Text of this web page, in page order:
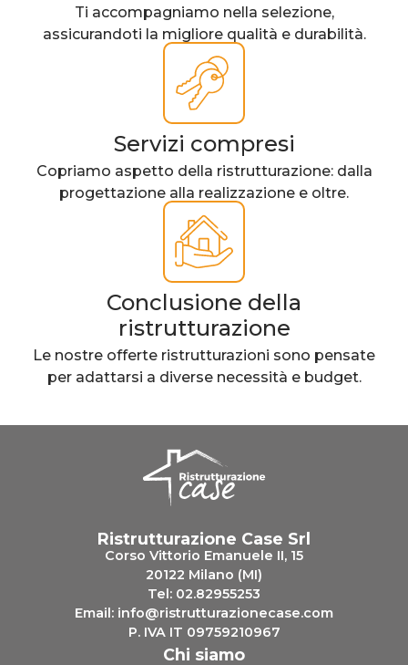
Ti accompagniamo nella selezione,
assicurandoti la migliore qualità e durabilità.
Servizi compresi
Copriamo aspetto della ristrutturazione: dalla
progettazione alla realizzazione e oltre.
Conclusione della
ristrutturazione
Le nostre offerte ristrutturazioni sono pensate
per adattarsi a diverse necessità e budget.
Ristrutturazione Case Srl
Corso Vittorio Emanuele II, 15
20122 Milano (MI)
Tel: 02.82955253
Email: info@ristrutturazionecase.com
P. IVA IT 09759210967
Chi siamo